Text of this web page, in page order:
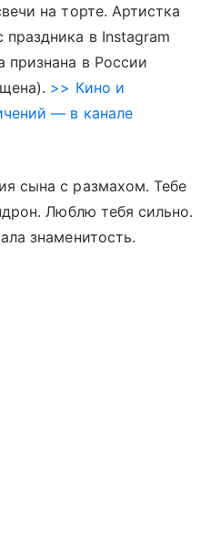
на торте. Артистка
в Instagram
признана в России
>> Кино и
— в канале
сына с размахом. Тебе
Люблю тебя сильно.
знаменитость.